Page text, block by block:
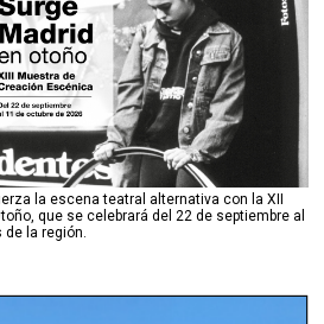
la escena teatral alternativa con la XII
que se celebrará del 22 de septiembre al
la región.